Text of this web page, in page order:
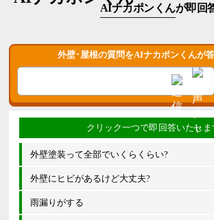
AIナカポンくんが即回
外壁･屋根の質問をAIナカポンくんが答
外壁塗装って全部でいくらくらい?
外壁にヒビがあるけど大丈夫?
雨漏りがする